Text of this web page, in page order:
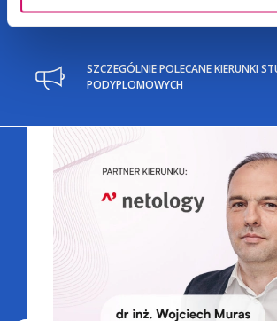
SZCZEGÓLNIE POLECANE KIERUNKI
PODYPLOMOWYCH